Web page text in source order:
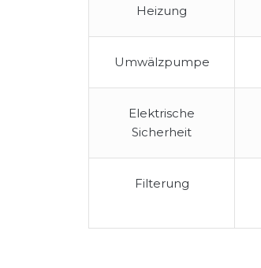
Heizung
Umwälzpumpe
Elektrische
Sicherheit
Filterung